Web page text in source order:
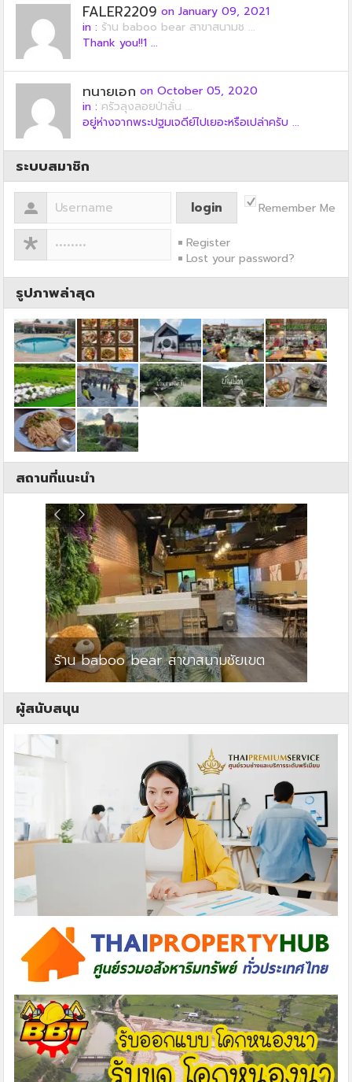
FALER2209 on January 09, 2021
in : ร้าน baboo bear สาขาสนามช ...
Thank you!!1 ...
ทนายเอก on October 05, 2020
in : ครัวลุงลอยป่าลั่น ...
อยู่ห่างจากพระปฐมเจดีย์ไปเยอะหรือเปล่าครับ ...
ระบบสมาชิก
Remember Me
Register
Lost your password?
รูปภาพล่าสุด
สถานที่แนะนำ
ร้าน baboo bear สาขาสนามชัยเขต
ผู้สนับสนุน